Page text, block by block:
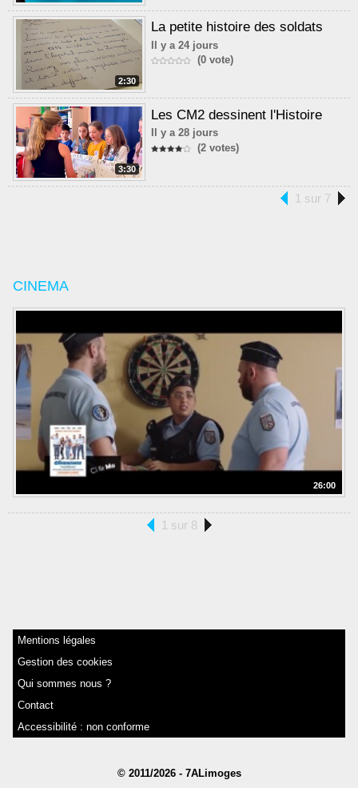
2:30
La petite histoire des soldats
Il y a 24 jours
(0 vote)
3:30
Les CM2 dessinent l'Histoire
Il y a 28 jours
(2 votes)
1 sur 7
CINEMA
26:00
1 sur 8
Mentions légales
Gestion des cookies
Qui sommes nous ?
Contact
Accessibilité : non conforme
© 2011/2026 - 7ALimoges